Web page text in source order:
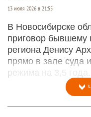
13 июля 2026 в 21:55
В Новосибирске
приговор бывшему
региона Денису
прямо в зале суда
режима на 3,5 года.